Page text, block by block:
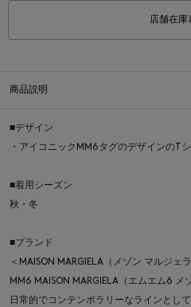
店舗在庫
商品説明
■デザイン
・アイコニックMM6タグのデザインのT
■着用シーズン
秋・冬
■ブランド
＜MAISON MARGIELA（メゾン マルジェ
MM6 MAISON MARGIELA（エムエム6 メ
日常的でコンテンポラリーなラインとし